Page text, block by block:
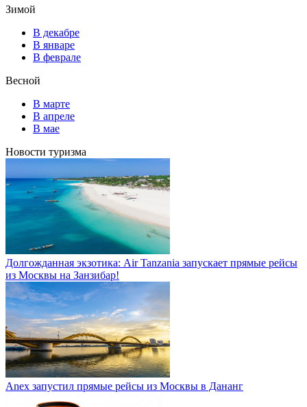
Зимой
В декабре
В январе
В феврале
Весной
В марте
В апреле
В мае
Новости туризма
Долгожданная экзотика: Air Tanzania запускает прямые рейсы
из Москвы на Занзибар!
Anex запустил прямые рейсы из Москвы в Дананг